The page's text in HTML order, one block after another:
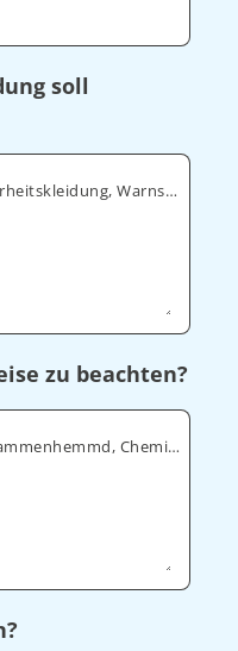
soll
Standard Arbeitskleidung, PSA Sicherheitskleidung, Warnschutz, ESD
zu beachten?
Zum Beispiel: Wasserabweisende, Flammenhemmd, Chemikalienabweisende